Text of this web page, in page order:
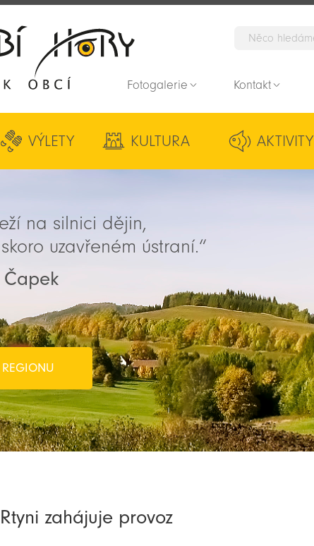
Fotogalerie Kontakt
VÝLETY KULTURA AKTIVITY
na silnici dějin,
uzavřeném ústraní.“
Čapek
zahájuje provoz